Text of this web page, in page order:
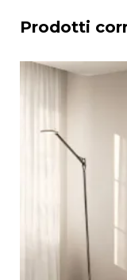
Prodotti